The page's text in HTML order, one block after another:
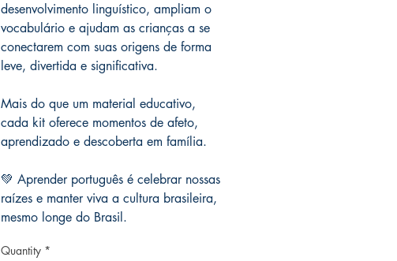
desenvolvimento linguístico, ampliam o
vocabulário e ajudam as crianças a se
conectarem com suas origens de forma
leve, divertida e significativa.
Mais do que um material educativo,
cada kit oferece momentos de afeto,
aprendizado e descoberta em família.
💚 Aprender português é celebrar nossas
raízes e manter viva a cultura brasileira,
mesmo longe do Brasil.
Quantity *